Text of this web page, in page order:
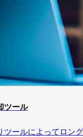
ツール
ツールによってロン